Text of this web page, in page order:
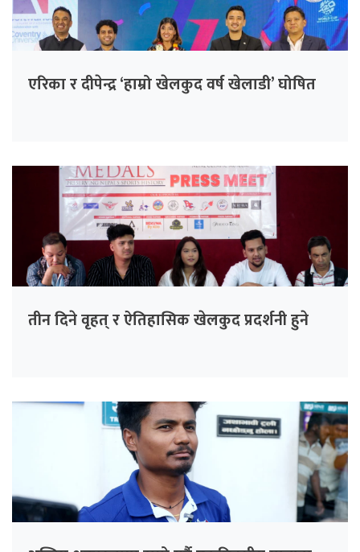
एरिका र दीपेन्द्र ‘हाम्रो खेलकुद वर्ष खेलाडी’ घोषित
तीन दिने वृहत् र ऐतिहासिक खेलकुद प्रदर्शनी हुने